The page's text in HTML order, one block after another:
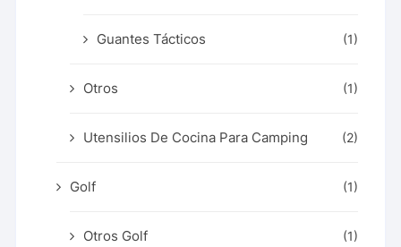
Guantes Tácticos (1)
Otros (1)
Utensilios De Cocina Para Camping (2)
Golf (1)
Otros Golf (1)